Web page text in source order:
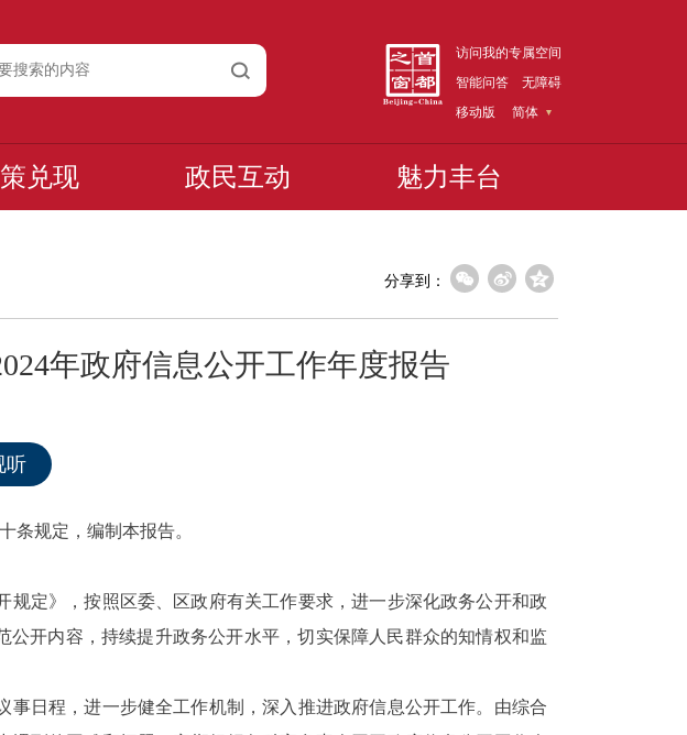
访问我的专属空间
智能问答
无障碍
移动版
简体
兑现 政民互动 魅力丰台
分享到：
年政府信息公开工作年度报告
听
条规定，编制本报告。
定》，按照区委、区政府有关工作要求，进一步深化政务公开和政
开内容，持续提升政务公开水平，切实保障人民群众的知情权和监
事日程，进一步健全工作机制，深入推进政府信息公开工作。 由综合